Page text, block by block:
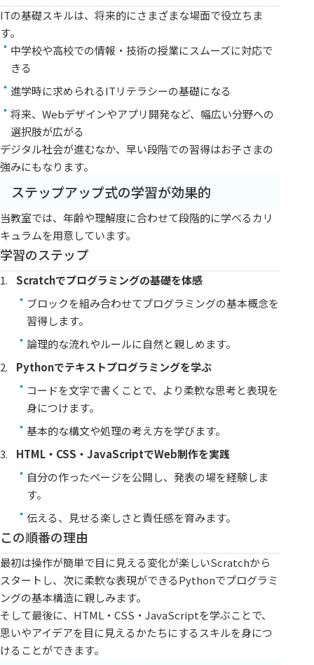
ITの基礎スキルは、将来的にさまざまな場面で役立ちま
す。
中学校や高校での情報・技術の授業にスムーズに対応で
きる
進学時に求められるITリテラシーの基礎になる
将来、Webデザインやアプリ開発など、幅広い分野への
選択肢が広がる
デジタル社会が進むなか、早い段階での習得はお子さまの
強みにもなります。
ステップアップ式の学習が効果的
当教室では、年齢や理解度に合わせて段階的に学べるカリ
キュラムを用意しています。
学習のステップ
Scratchでプログラミングの基礎を体感
ブロックを組み合わせてプログラミングの基本概念を
習得します。
論理的な流れやルールに自然と親しめます。
Pythonでテキストプログラミングを学ぶ
コードを文字で書くことで、より柔軟な思考と表現を
身につけます。
基本的な構文や処理の考え方を学びます。
HTML・CSS・JavaScriptでWeb制作を実践
自分の作ったページを公開し、発表の場を経験しま
す。
伝える、見せる楽しさと責任感を育みます。
この順番の理由
最初は操作が簡単で目に見える変化が楽しいScratchから
スタートし、次に柔軟な表現ができるPythonでプログラミ
ングの基本構造に親しみます。
そして最後に、HTML・CSS・JavaScriptを学ぶことで、
思いやアイデアを目に見えるかたちにするスキルを身につ
けることができます。